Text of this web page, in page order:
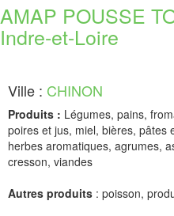
AMAP POUSSE
Indre-et-Loire
Ville : CHINON
Produits : Légumes, pains,
poires et jus, miel, bières, pâtes
herbes aromatiques, agrumes,
cresson, viandes
Autres produits : poisson,